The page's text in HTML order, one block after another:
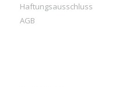
Haftungsausschluss
AGB